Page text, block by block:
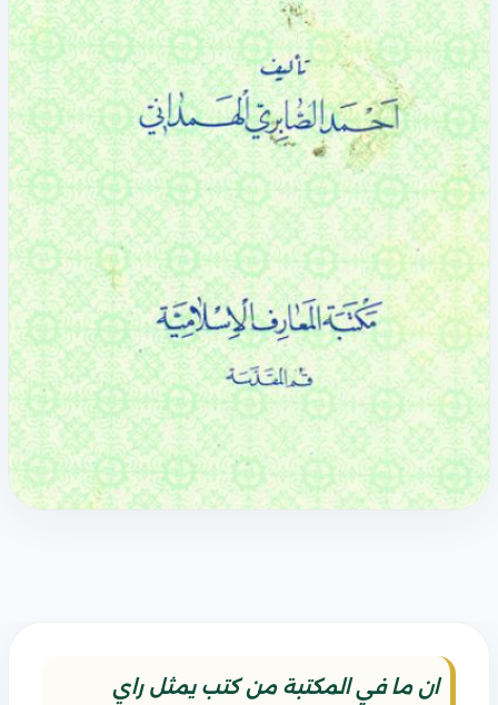
ان ما في المكتبة من كتب يمثل راي